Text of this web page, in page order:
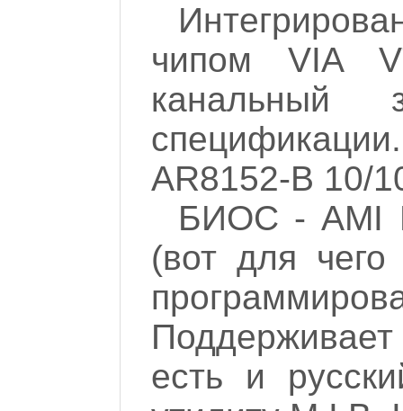
чипом VIA
канальный
AR8152-B 10/
БИОС - AMI
(вот для
есть и